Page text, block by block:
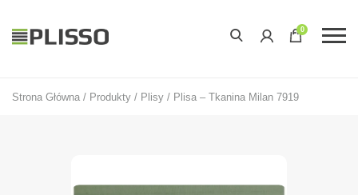
0
Strona Główna / Produkty / Plisy / Plisa – Tkanina Milan 7919